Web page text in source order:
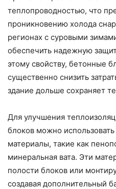
теплопроводностью, что
проникновению холода
регионах с суровыми
обеспечить надежную
этому свойству, бетонные
существенно снизить
здание дольше сохраняет
Для улучшения
блоков можно
материалы, такие как
минеральная вата. Эти
полости блоков или
создавая дополнительный